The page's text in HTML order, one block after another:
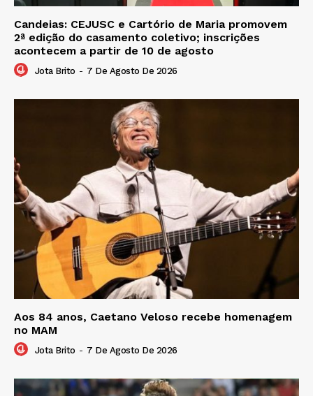
Candeias: CEJUSC e Cartório de Maria promovem
2ª edição do casamento coletivo; inscrições
acontecem a partir de 10 de agosto
Jota Brito - 7 De Agosto De 2026
Aos 84 anos, Caetano Veloso recebe homenagem
no MAM
Jota Brito - 7 De Agosto De 2026